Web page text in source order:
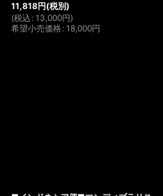
11,818円(税別)
(税込 : 13,000円)
希望小売価格 : 18,000円